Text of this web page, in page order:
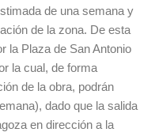
de una semana y
de la zona. De esta
la Plaza de San Antonio
la cual, de forma
de la obra, podrán
dado que la salida
en dirección a la